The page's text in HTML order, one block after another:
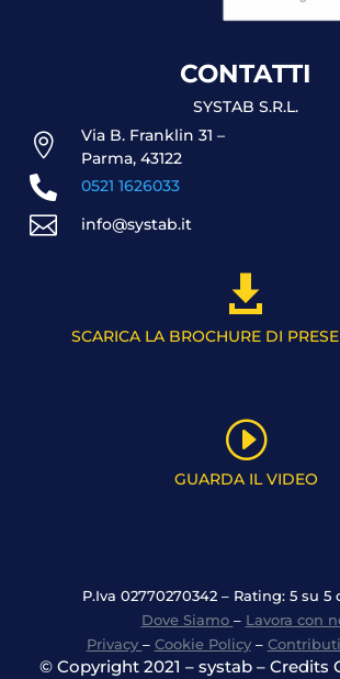
CONTATTI
SYSTAB S.R.L.

Via B. Franklin 31 –
Parma, 43122
 0521 1626033
 info@systab.it

SCARICA LA BROCHURE DI
I
GUARDA IL VIDEO
P.Iva 02770270342 – Rating: 5 su 5
Dove Siamo – Lavora con
Privacy – Cookie Policy–
© Copyright 2021 – systab – Credits